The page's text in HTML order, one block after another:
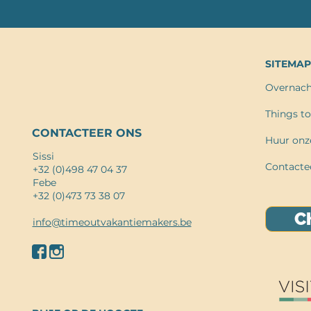
CONTACTEER ONS
Sissi
+32 (0)498 47 04 37
Febe
+32 (0)473 73 38 07
info@timeoutvakantiemakers.be
SITEMAP
Things
Huur